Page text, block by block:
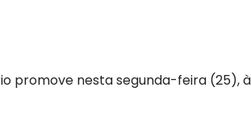
promove nesta segunda-feira (25),